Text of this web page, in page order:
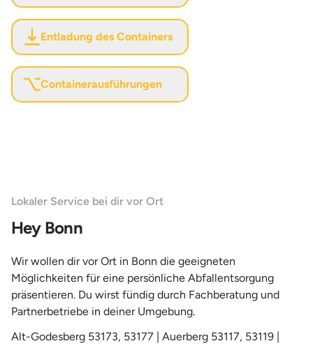
Entladung des Containers
Containerausführungen
Lokaler Service bei dir vor Ort
Hey Bonn
Wir wollen dir vor Ort in Bonn die geeigneten
Möglichkeiten für eine persönliche Abfallentsorgung
präsentieren. Du wirst fündig durch Fachberatung und
Partnerbetriebe in deiner Umgebung.
Alt-Godesberg 53173, 53177 | Auerberg 53117, 53119 |